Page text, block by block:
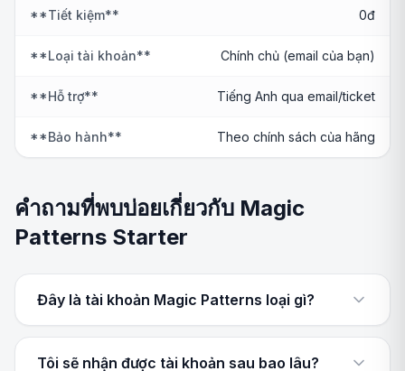
**Tiết kiệm** 0đ
**Loại tài khoản** Chính chủ (email của bạn)
**Hỗ trợ** Tiếng Anh qua email/ticket
**Bảo hành** Theo chính sách của hãng
คำถามที่พบบ่อยเกี่ยวกับ Magic
Patterns Starter
Đây là tài khoản Magic Patterns loại gì?
Tôi sẽ nhận được tài khoản sau bao lâu?